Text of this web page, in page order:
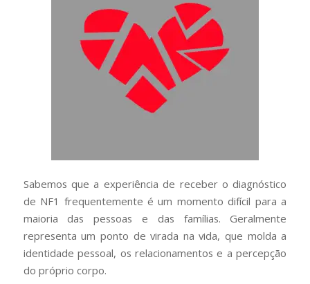
Sabemos que a experiência de receber o diagnóstico
de NF1 frequentemente é um momento difícil para a
maioria das pessoas e das famílias. Geralmente
representa um ponto de virada na vida, que molda a
identidade pessoal, os relacionamentos e a percepção
do próprio corpo.